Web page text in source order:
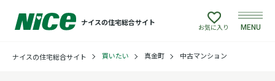
ナイスの住宅総合サイト
買いたい
お気に入り MENU
ナイスの住宅総合サイト 買いたい 真金町 中古マンション